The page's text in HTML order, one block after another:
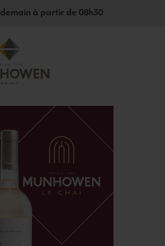
demain à partir de 08h30